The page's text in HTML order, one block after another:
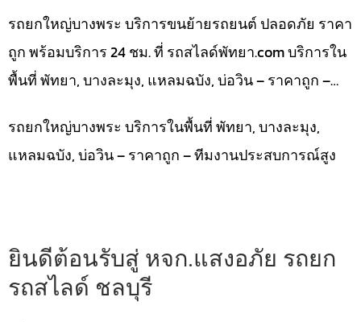
รถยกใหญ่บางพระ บริการขนย้ายรถยนต์ ปลอดภัย ราคา
ถูก พร้อมบริการ 24 ชม. ที่ รถสไลด์พัทยา.com บริการใน
พื้นที่ พัทยา, บางละมุง, แหลมฉบัง, บ่อวิน – ราคาถูก –…
รถยกใหญ่บางพระ บริการในพื้นที่ พัทยา, บางละมุง,
แหลมฉบัง, บ่อวิน – ราคาถูก – ทีมงานประสบการณ์สูง
ยินดีต้อนรับสู่ หจก.แสงอภัย รถยก
รถสไลด์ ชลบุรี